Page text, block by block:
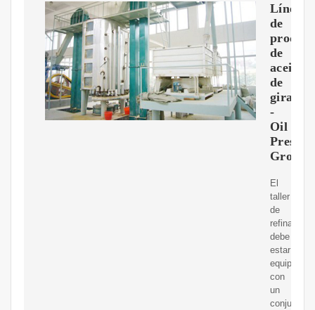
Línea
de
de
aceite
de
girasol
-
Oil
Press
Group
El
taller
de
refinación
debe
estar
equipado
con
un
conjunto